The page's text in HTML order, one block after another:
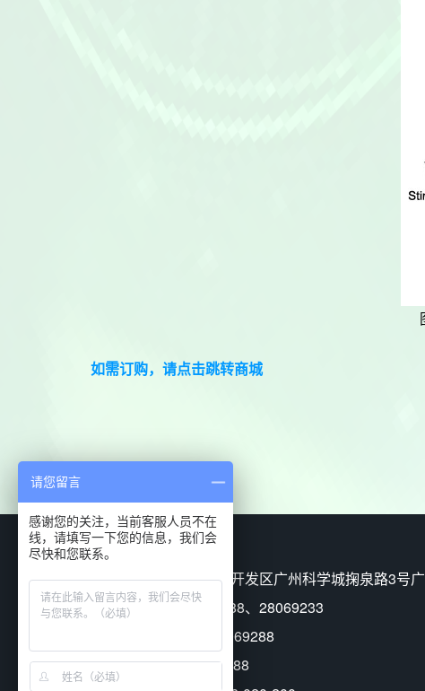
如需订购，请点击跳转商城
地址：广州高新技术产业开发区广州科学城掬泉路3号
电话(Tel)：(020) 28069288、28069233
技术支持热线：(020) 28069288
传真(Fax)：(020) 28069288
请您留言
感谢您的关注，当前客服人员不在
线，请填写一下您的信息，我们会
尽快和您联系。